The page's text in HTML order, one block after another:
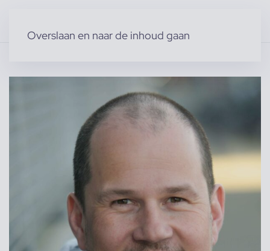
Overslaan en naar de inhoud gaan